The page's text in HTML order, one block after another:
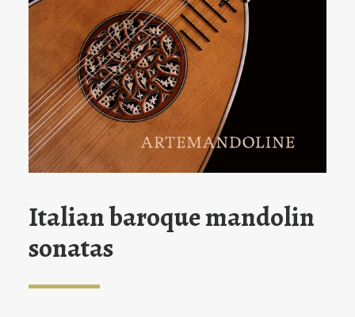
Italian baroque mandolin
sonatas